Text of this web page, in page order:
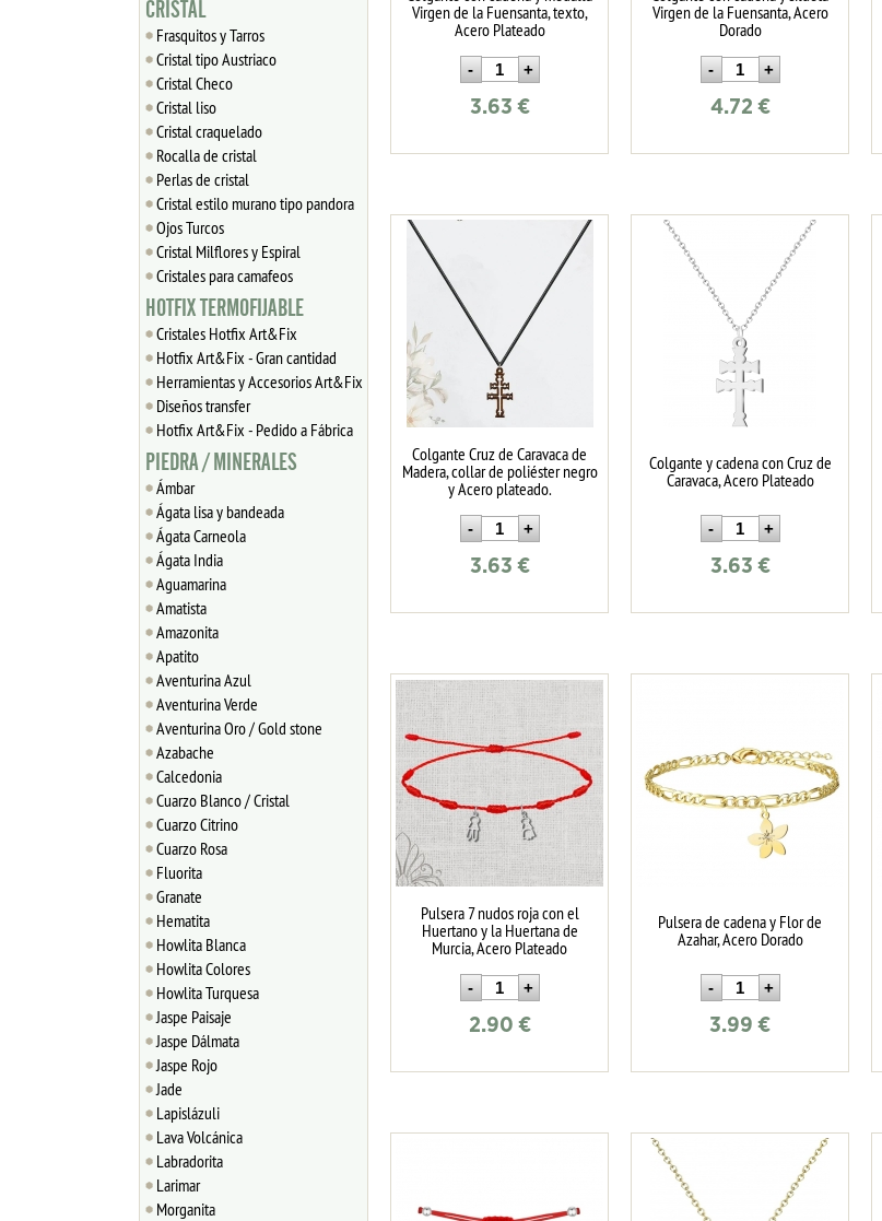
CRISTAL
Frasquitos y Tarros
Cristal tipo Austriaco
Cristal Checo
Cristal liso
Cristal craquelado
Rocalla de cristal
Perlas de cristal
Cristal estilo murano tipo pandora
Ojos Turcos
Cristal Milflores y Espiral
Cristales para camafeos
HOTFIX TERMOFIJABLE
Cristales Hotfix Art&Fix
Hotfix Art&Fix - Gran cantidad
Herramientas y Accesorios Art&Fix
Diseños transfer
Hotfix Art&Fix - Pedido a Fábrica
PIEDRA / MINERALES
Ámbar
Ágata lisa y bandeada
Ágata Carneola
Ágata India
Aguamarina
Amatista
Amazonita
Apatito
Aventurina Azul
Aventurina Verde
Aventurina Oro / Gold stone
Azabache
Calcedonia
Cuarzo Blanco / Cristal
Cuarzo Citrino
Cuarzo Rosa
Fluorita
Granate
Hematita
Howlita Blanca
Howlita Colores
Howlita Turquesa
Jaspe Paisaje
Jaspe Dálmata
Jaspe Rojo
Jade
Lapislázuli
Lava Volcánica
Labradorita
Larimar
Morganita
Virgen de la Fuensanta, texto,
Acero Plateado
3.63 €
Virgen de la Fuensanta, Acero
Dorado
4.72 €
Colgante Cruz de Caravaca de
Madera, collar de poliéster negro
y Acero plateado.
3.63 €
Colgante y cadena con Cruz de
Caravaca, Acero Plateado
3.63 €
Pulsera 7 nudos roja con el
Huertano y la Huertana de
Murcia, Acero Plateado
2.90 €
Pulsera de cadena y Flor de
Azahar, Acero Dorado
3.99 €